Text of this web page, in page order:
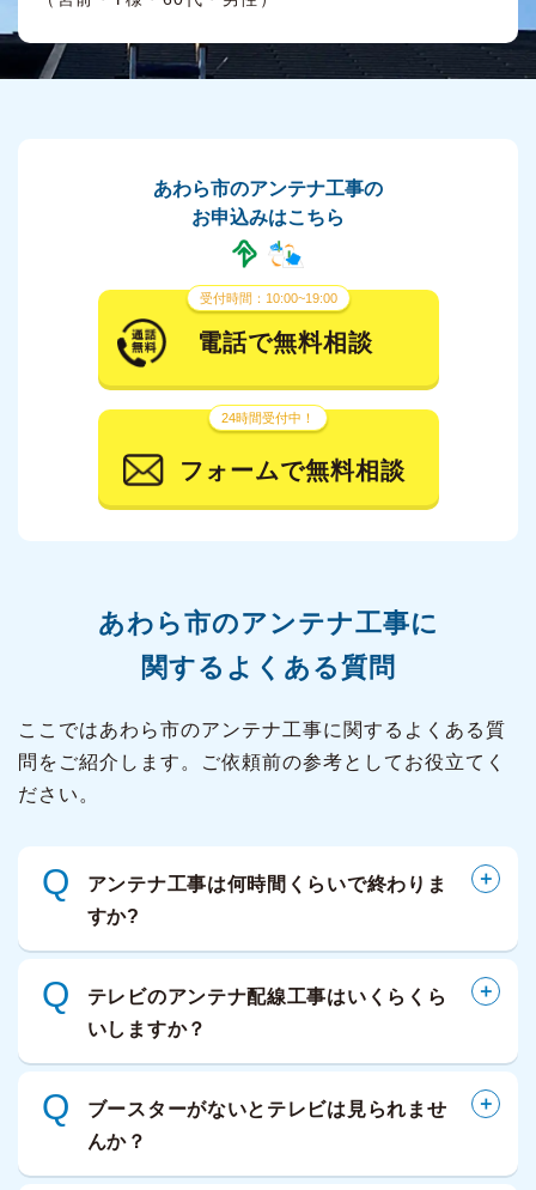
あわら市のアンテナ工事の
お申込みはこちら
受付時間：10:00~19:00
電話で無料相談
24時間受付中！
フォームで無料相談
あわら市のアンテナ工事に
関するよくある質問
ここではあわら市のアンテナ工事に関するよくある質
問をご紹介します。ご依頼前の参考としてお役立てく
ださい。
Q
アンテナ工事は何時間くらいで終わりま
すか?
Q
テレビのアンテナ配線工事はいくらくら
いしますか？
Q
ブースターがないとテレビは見られませ
んか？